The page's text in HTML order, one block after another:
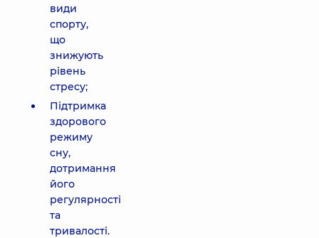
види
спорту,
що
знижують
рівень
стресу;
Підтримка
здорового
режиму
сну,
дотримання
його
регулярності
та
тривалості.